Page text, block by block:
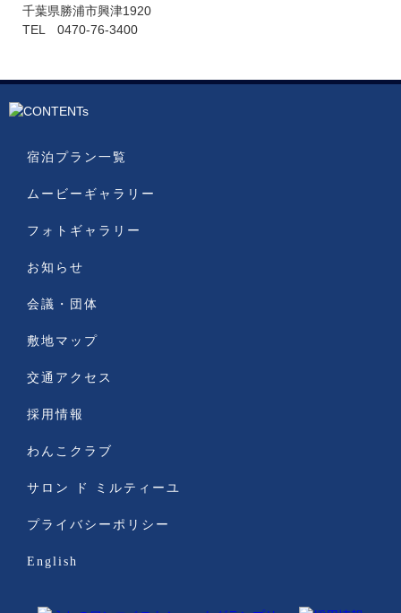
千葉県勝浦市興津1920
TEL 0470-76-3400
宿泊プラン一覧
ムービーギャラリー
フォトギャラリー
お知らせ
会議・団体
敷地マップ
交通アクセス
採用情報
わんこクラブ
サロン ド ミルティーユ
プライバシーポリシー
English